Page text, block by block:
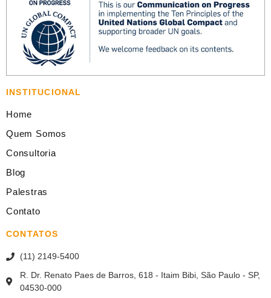
INSTITUCIONAL
Home
Quem Somos
Consultoria
Blog
Palestras
Contato
CONTATOS
(11) 2149-5400
R. Dr. Renato Paes de Barros, 618 - Itaim Bibi, São Paulo - SP,
04530-000